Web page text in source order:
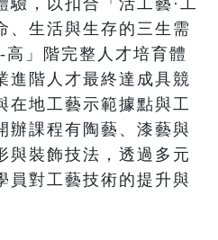
驗，以扣合「活工藝·工
、生活與生存的三生需
」階完整人才培育體
進階人才最終達成具競
在地工藝示範據點與工
辦課程有陶藝、漆藝與
與裝飾技法，透過多元
員對工藝技術的提升與